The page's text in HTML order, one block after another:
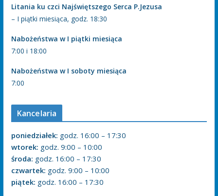
Litania ku czci Najświętszego Serca P.Jezusa
– I piątki miesiąca, godz. 18:30
Nabożeństwa w I piątki miesiąca
7:00 i 18:00
Nabożeństwa w I soboty miesiąca
7:00
Kancelaria
poniedziałek: godz. 16:00 – 17:30
wtorek: godz. 9:00 – 10:00
środa: godz. 16:00 – 17:30
czwartek: godz. 9:00 – 10:00
piątek: godz. 16:00 – 17:30